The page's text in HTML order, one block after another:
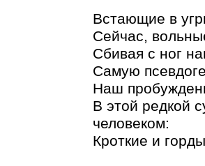
Встающие в
Сейчас,
Сбивая с ног
Самую
Наш
В этой редкой
человеком:
Кроткие и